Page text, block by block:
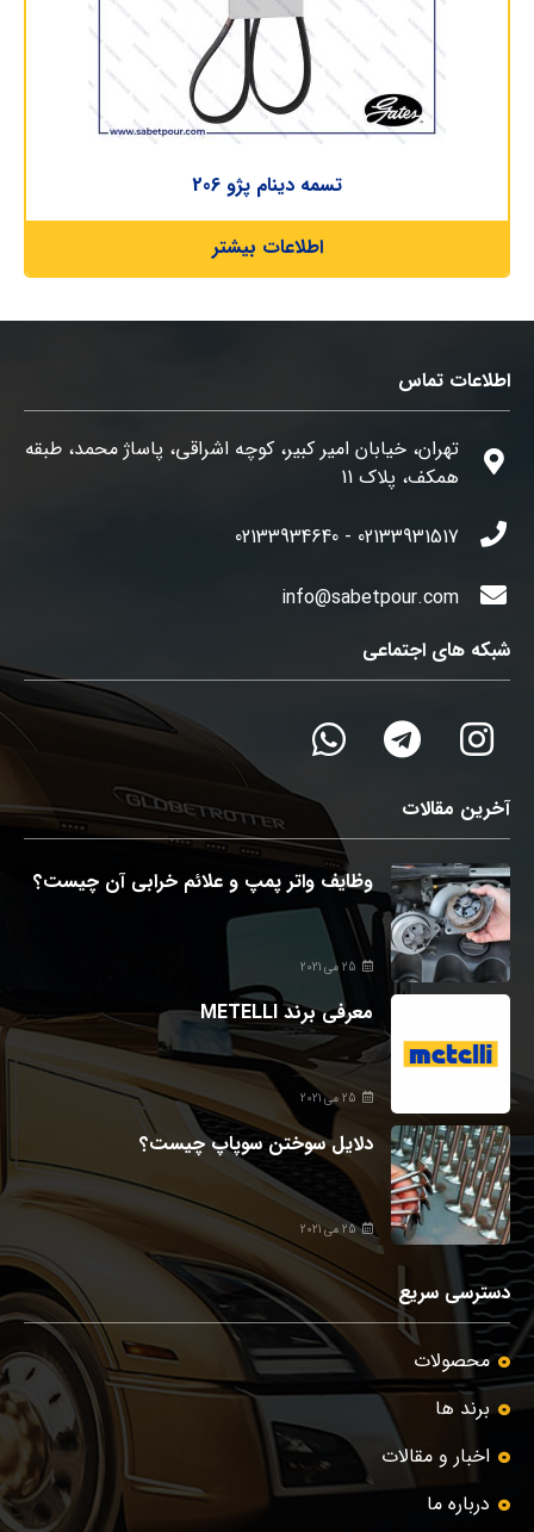
تسمه دینام پژو 206
اطلاعات بیشتر
اطلاعات تماس
تهران، خیابان امیر کبیر، کوچه اشراقی، پاساژ محمد، طبقه
همکف، پلاک 11
02133931517 - 02133934640
info@sabetpour.com
شبکه های اجتماعی
آخرین مقالات
وظایف واتر پمپ و علائم خرابی آن چیست؟
25 می 2021
معرفی برند METELLI
25 می 2021
دلایل سوختن سوپاپ چیست؟
25 می 2021
دسترسی سریع
محصولات
برند ها
اخبار و مقالات
درباره ما